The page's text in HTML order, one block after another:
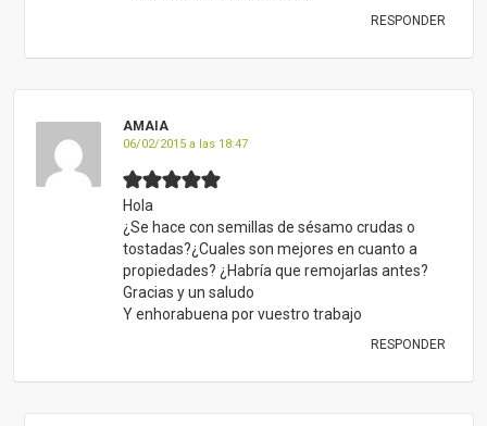
RESPONDER
AMAIA
06/02/2015 a las 18:47
Hola
¿Se hace con semillas de sésamo crudas o
tostadas?¿Cuales son mejores en cuanto a
propiedades? ¿Habría que remojarlas antes?
Gracias y un saludo
Y enhorabuena por vuestro trabajo
RESPONDER